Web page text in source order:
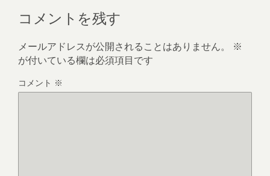
コメントを残す
メールアドレスが公開されることはありません。
※
が付いている欄は必須項目です
コメント ※